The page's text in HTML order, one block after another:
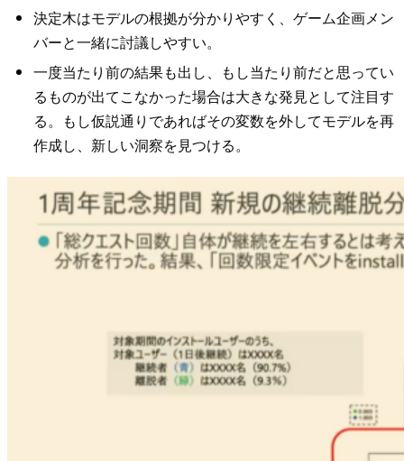
決定木はモデルの根拠が分かりやすく、ゲーム企画メン
バーと一緒に討議しやすい。
一度当たり前の結果も出し、もし当たり前だと思ってい
るものが出てこなかった場合は大きな発見として注目す
る。もし仮説通りであればその変数を外してモデルを再
作成し、新しい洞察を見つける。